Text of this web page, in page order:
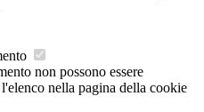
non possono essere
nella pagina della cookie